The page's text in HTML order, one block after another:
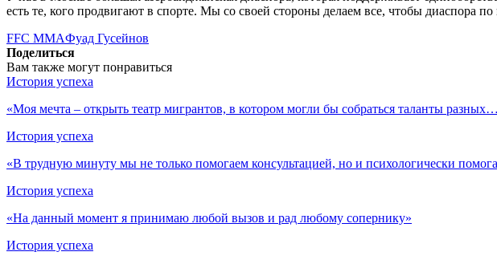
есть те, кого продвигают в спорте. Мы со своей стороны делаем все, чтобы диаспора
FFC MMAФуад Гусейнов
Поделиться
Вам также могут понравиться
История успеха
«Моя мечта – открыть театр мигрантов, в котором могли бы собраться таланты разных…
История успеха
«В трудную минуту мы не только помогаем консультацией, но и психологически
История успеха
«На данный момент я принимаю любой вызов и рад любому сопернику»
История успеха